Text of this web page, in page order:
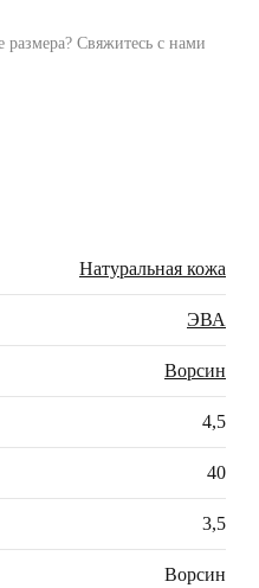
Свяжитесь с нами
Натуральная кожа
ЭВА
Ворсин
4,5
40
3,5
Ворсин